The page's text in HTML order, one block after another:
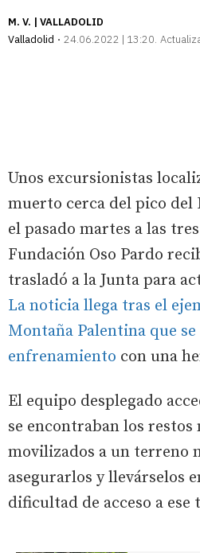
M. V. | VALLADOLID
Valladolid
24.06.2022 | 13:20
Unos excursionistas
muerto cerca del pico del
el pasado martes a las
Fundación Oso Pardo
trasladó a la Junta para
La noticia llega tras el
Montaña Palentina que
enfrenamiento con una
El equipo desplegado
se encontraban los
movilizados a un terreno
asegurarlos y llevárselos
dificultad de acceso a ese